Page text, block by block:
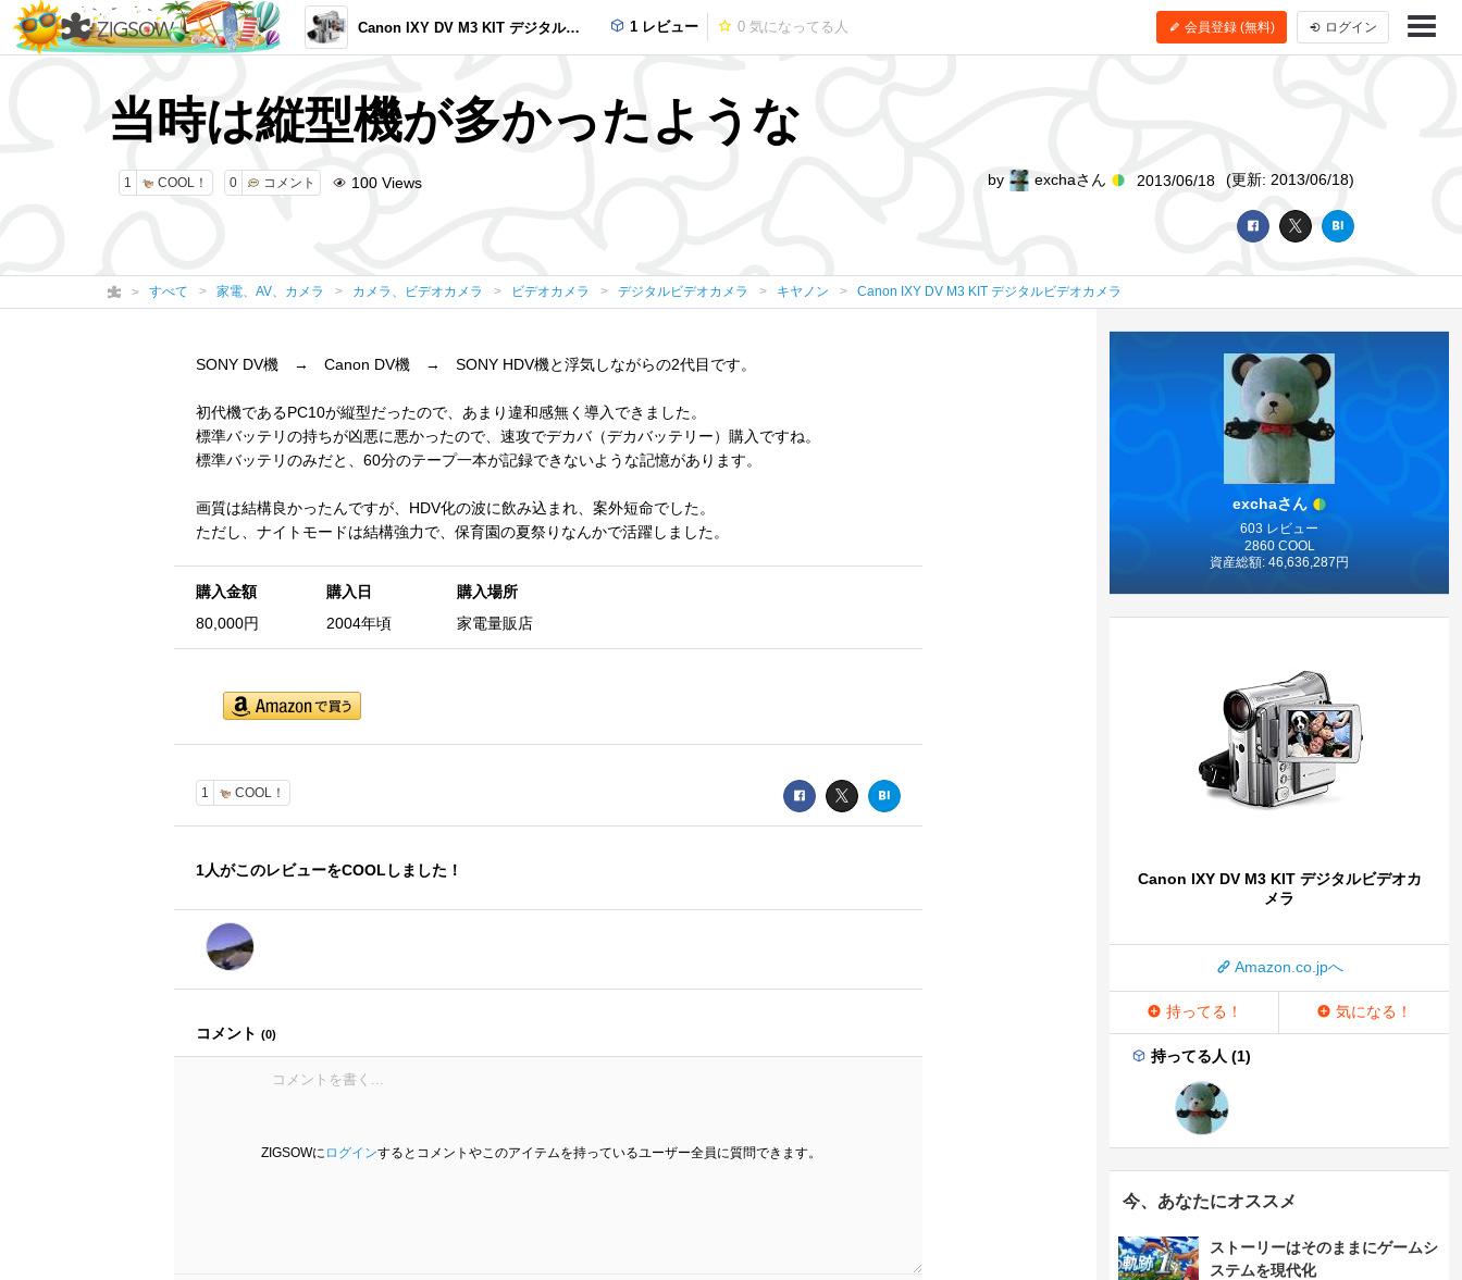
Canon IXY DV M3 KIT デジタルビデオカメラ 1 レビュー 0 気になってる人 会員登録 (無料) ログイン
当時は縦型機が多かったような
1 COOL！ 0 コメント 100 Views by exchaさん 2013/06/18 (更新: 2013/06/18)
すべて 家電、AV、カメラ カメラ、ビデオカメラ ビデオカメラ デジタルビデオカメラ キヤノン Canon IXY DV M3 KIT デジタルビデオカメラ
SONY DV機 → Canon DV機 → SONY HDV機と浮気しながらの2代目です。
初代機であるPC10が縦型だったので、あまり違和感無く導入できました。
標準バッテリの持ちが凶悪に悪かったので、速攻でデカバ（デカバッテリー）購入ですね。
標準バッテリのみだと、60分のテープ一本が記録できないような記憶があります。
画質は結構良かったんですが、HDV化の波に飲み込まれ、案外短命でした。
ただし、ナイトモードは結構強力で、保育園の夏祭りなんかで活躍しました。
購入金額
80,000円
購入日
2004年頃
購入場所
家電量販店
1 COOL！
1人がこのレビューをCOOLしました！
コメント (0)
ZIGSOWに ログインするとコメントやこのアイテムを持っているユーザー全員に質問できます。
exchaさん
603 レビュー
2860 COOL
資産総額: 46,636,287円
Canon IXY DV M3 KIT デジタルビデオカ
メラ
Amazon.co.jpへ
持ってる！ 気になる！
持ってる人 (1)
今、あなたにオススメ
ストーリーはそのままにゲームシ
ステムを現代化